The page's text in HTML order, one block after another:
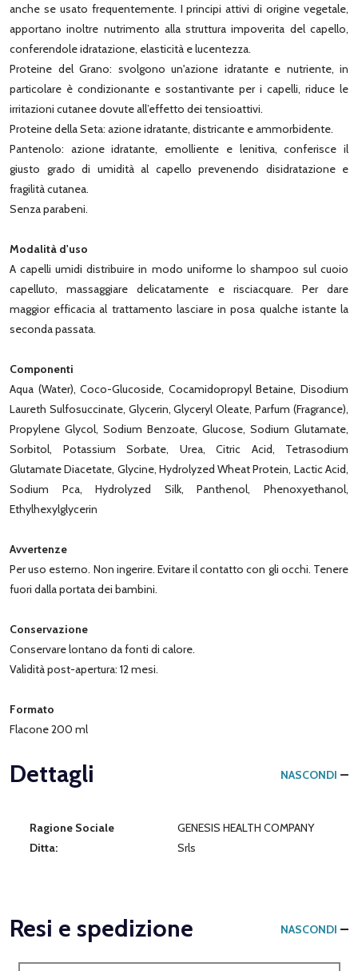
anche se usato frequentemente. I principi attivi di origine vegetale,
apportano inoltre nutrimento alla struttura impoverita del capello,
conferendole idratazione, elasticità e lucentezza.
Proteine del Grano: svolgono un'azione idratante e nutriente, in
particolare è condizionante e sostantivante per i capelli, riduce le
irritazioni cutanee dovute all’effetto dei tensioattivi.
Proteine della Seta: azione idratante, districante e ammorbidente.
Pantenolo: azione idratante, emolliente e lenitiva, conferisce il
giusto grado di umidità al capello prevenendo disidratazione e
fragilità cutanea.
Senza parabeni.
Modalità d'uso
A capelli umidi distribuire in modo uniforme lo shampoo sul cuoio
capelluto, massaggiare delicatamente e risciacquare. Per dare
maggior efficacia al trattamento lasciare in posa qualche istante la
seconda passata.
Componenti
Aqua (Water), Coco-Glucoside, Cocamidopropyl Betaine, Disodium
Laureth Sulfosuccinate, Glycerin, Glyceryl Oleate, Parfum (Fragrance),
Propylene Glycol, Sodium Benzoate, Glucose, Sodium Glutamate,
Sorbitol, Potassium Sorbate, Urea, Citric Acid, Tetrasodium
Glutamate Diacetate, Glycine, Hydrolyzed Wheat Protein, Lactic Acid,
Sodium Pca, Hydrolyzed Silk, Panthenol, Phenoxyethanol,
Ethylhexylglycerin
Avvertenze
Per uso esterno. Non ingerire. Evitare il contatto con gli occhi. Tenere
fuori dalla portata dei bambini.
Conservazione
Conservare lontano da fonti di calore.
Validità post-apertura: 12 mesi.
Formato
Flacone 200 ml
Dettagli NASCONDI
Ragione Sociale
Ditta:
GENESIS HEALTH COMPANY
Srls
Resi e spedizione NASCONDI